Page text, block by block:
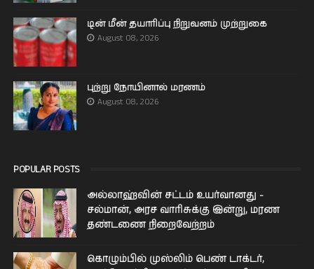
டின் மீன் தயாரிப்பு நிறுவனம் முற்றுகை
August 08, 2026
புற்று நோயினால் மரணம்
August 08, 2026
POPULAR POSTS
அல்லாஹ்வின் சட்டம் உயர்வானது -
சல்மான், அரச வாரிசுக்கு இன்று, மரண
தண்டணை நிறைவேற்றம்
கொழும்பில் முஸ்லிம் பெண் டாக்டர்,